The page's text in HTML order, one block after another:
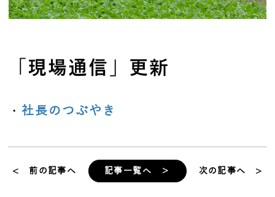
「現場通信」更新
・社長のつぶやき
< 前の記事へ 記事一覧へ ＞ 次の記事へ >